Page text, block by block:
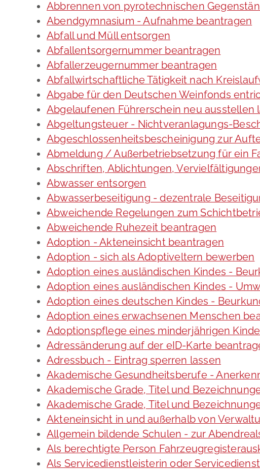
Abbrennen von pyrotechnischen
Abendgymnasium - Aufnahme beantragen
Abfall und Müll entsorgen
Abfallentsorgernummer beantragen
Abfallerzeugernummer beantragen
Abfallwirtschaftliche Tätigkeit nach
Abgabe für den Deutschen Weinfonds
Abgelaufenen Führerschein neu ausstellen
Abgeltungsteuer - Nichtveranlagungs-
Abgeschlossenheitsbescheinigung zur
Abmeldung / Außerbetriebsetzung für ein
Abschriften, Ablichtungen,
Abwasser entsorgen
Abwasserbeseitigung - dezentrale
Abweichende Regelungen zum
Abweichende Ruhezeit beantragen
Adoption - Akteneinsicht beantragen
Adoption - sich als Adoptiveltern bewerben
Adoption eines ausländischen Kindes -
Adoption eines ausländischen Kindes -
Adoption eines deutschen Kindes -
Adoption eines erwachsenen Menschen
Adoptionspflege eines minderjährigen
Adressänderung auf der eID-Karte
Adressbuch - Eintrag sperren lassen
Akademische Gesundheitsberufe -
Akademische Grade, Titel und
Akademische Grade, Titel und
Akteneinsicht in und außerhalb von
Allgemein bildende Schulen - zur
Als berechtigte Person
Als Servicedienstleisterin oder